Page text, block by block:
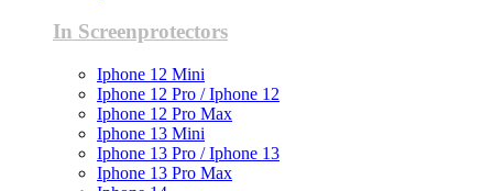
In Screenprotectors
Iphone 12 Mini
Iphone 12 Pro / Iphone 12
Iphone 12 Pro Max
Iphone 13 Mini
Iphone 13 Pro / Iphone 13
Iphone 13 Pro Max